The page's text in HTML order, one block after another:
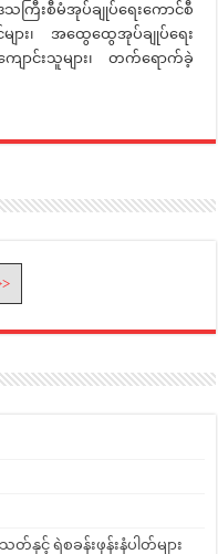
ြီးစီမံအုပ်ချုပ်ရေးကောင်စီ
များ၊ အထွေထွေအုပ်ချုပ်ရေး
ကျောင်းသူများ၊ တက်ရောက်ခဲ့
နှင့် ရဲစခန်းဖုန်းနံပါတ်များ